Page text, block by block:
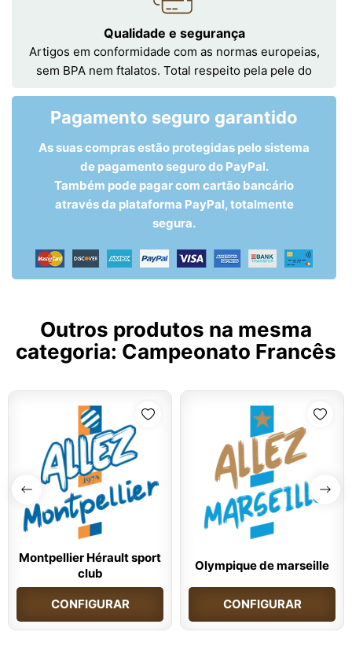
Qualidade e segurança
Artigos em conformidade com as normas europeias,
sem BPA nem ftalatos. Total respeito pela pele do
Pagamento seguro garantido
As suas compras estão protegidas pelo sistema
de pagamento seguro do PayPal.
Também pode pagar com cartão bancário
através da plataforma PayPal, totalmente
segura.
Outros produtos na mesma
categoria: Campeonato Francês
Montpellier Hérault sport
club
CONFIGURAR
Olympique de marseille
CONFIGURAR